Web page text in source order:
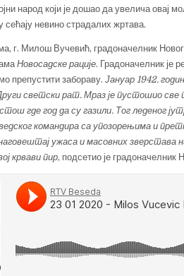
народ који је дошао да увелича овај
сећају невино страдалих жртава.
г. Милош Вучевић, градоначелник
Новосадске рације. Градоначелник је
препустити забораву.Јануар 1942.
светски рат. Мраз је пустошио
где год да су газили. Тог леденог
командира са упозорењима и
ужаса и масовних зверстава
крвави пир, подсетио је градоначелник